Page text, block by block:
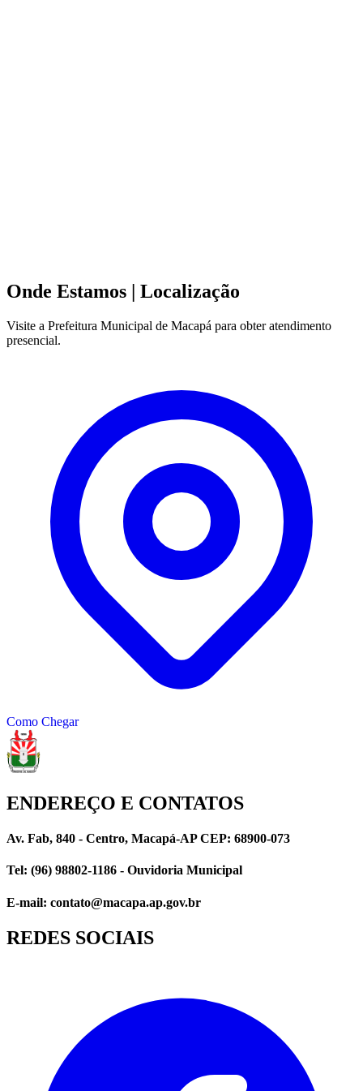
Onde Estamos | Localização
Visite a Prefeitura Municipal de Macapá para obter atendimento
presencial.
Como Chegar
ENDEREÇO E CONTATOS
Av. Fab, 840 - Centro, Macapá-AP CEP: 68900-073
Tel: (96) 98802-1186 - Ouvidoria Municipal
E-mail: contato@macapa.ap.gov.br
REDES SOCIAIS